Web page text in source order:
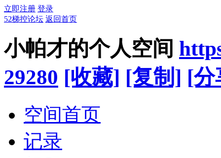
立即注册 登录
52梯控论坛 返回首页
小帕才的个人空间
29280 [收藏] [复制] [分
空间首页
记录